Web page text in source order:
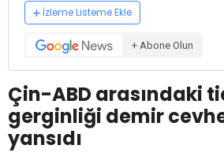
İzleme Listeme Ekle
+ Abone Olun
Çin-ABD arasındaki
gerginliği demir
yansıdı